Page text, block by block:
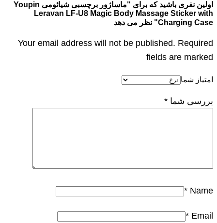
اولین نفری باشید که برای "ماساژور برچسبی شیائومی Youpin
Leravan LF-U8 Magic Body Massage Sticker with
Charging Case" نظر می دهد
Your email address will not be published. Required
fields are marked
امتیاز شما
بررسی شما *
Name
*
Email
*